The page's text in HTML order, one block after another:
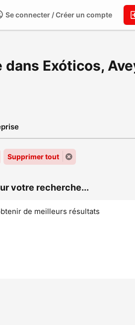
Se connecter / Créer un compte
Exóticos,
Supprimer tout
votre recherche...
de meilleurs résultats